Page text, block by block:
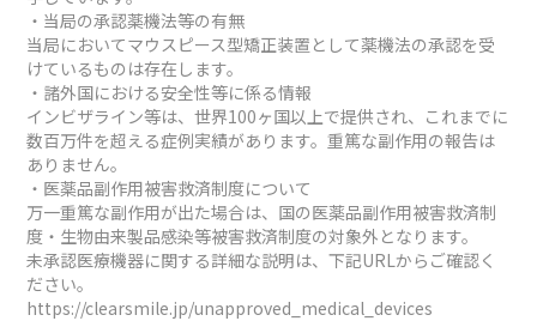
・当局の承認薬機法等の有無
当局においてマウスピース型矯正装置として薬機法の承認を受
けているものは存在します。
・諸外国における安全性等に係る情報
インビザライン等は、世界100ヶ国以上で提供され、これまでに
数百万件を超える症例実績があります。重篤な副作用の報告は
ありません。
・医薬品副作用被害救済制度について
万一重篤な副作用が出た場合は、国の医薬品副作用被害救済制
度・生物由来製品感染等被害救済制度の対象外となります。
未承認医療機器に関する詳細な説明は、下記URLからご確認く
ださい。
https://clearsmile.jp/unapproved_medical_devices